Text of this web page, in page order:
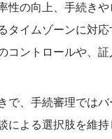
性の向上、手続きや
タイムゾーンに対応
コントロールや、
で、手続審理ではバ
による選択肢を維持